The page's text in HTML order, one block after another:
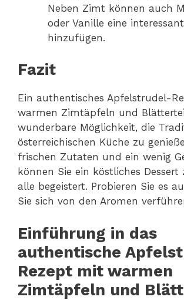
Neben Zimt können auch
oder Vanille eine
hinzufügen.
Fazit
Ein authentisches Apfelstrudel-
warmen Zimtäpfeln und
wunderbare Möglichkeit, die
österreichischen Küche zu
frischen Zutaten und ein wenig
können Sie ein köstliches Dessert
alle begeistert. Probieren Sie es
Sie sich von den Aromen
Einführung in das
authentische
Rezept mit warmen
Zimtäpfeln und